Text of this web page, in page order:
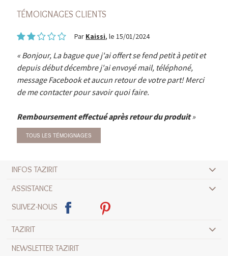
TÉMOIGNAGES CLIENTS
Par Kaissi, le 15/01/2024
Bonjour, La bague que j'ai offert se fend petit à petit et
depuis début décembre j'ai envoyé mail, téléphoné,
message Facebook et aucun retour de votre part! Merci
de me contacter pour savoir quoi faire.
Remboursement effectué après retour du produit
TOUS LES TÉMOIGNAGES
INFOS TAZIRIT
ASSISTANCE
SUIVEZ-NOUS
TAZIRIT
NEWSLETTER TAZIRIT